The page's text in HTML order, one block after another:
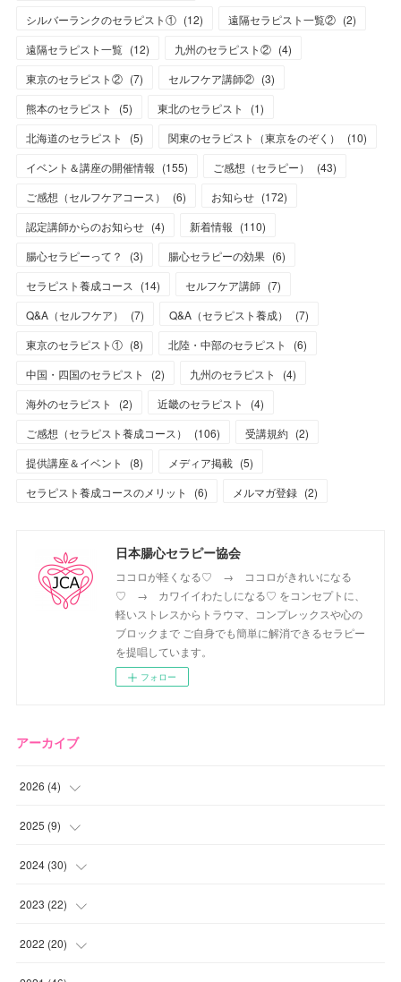
シルバーランクのセラピスト① (12) 遠隔セラピスト一覧② (2)
遠隔セラピスト一覧 (12) 九州のセラピスト② (4)
東京のセラピスト② (7) セルフケア講師② (3)
熊本のセラピスト
(5) 東北のセラピスト (1)
北海道のセラピスト
(5) 関東のセラピスト（東京をのぞく） (10)
イベント＆講座の開催情報 (155) ご感想（セラピー） (43)
ご感想（セルフケアコース）
(6) お知らせ (172)
認定講師からのお知らせ (4) 新着情報 (110)
腸心セラピーって？
(3) 腸心セラピーの効果 (6)
セラピスト養成コース
(14) セルフケア講師 (7)
Q&A（セルフケア）
(7) Q&A（セラピスト養成） (7)
東京のセラピスト① (8) 北陸・中部のセラピスト (6)
中国・四国のセラピスト
(2) 九州のセラピスト (4)
海外のセラピスト
(2) 近畿のセラピスト (4)
ご感想（セラピスト養成コース）
(106) 受講規約 (2)
提供講座＆イベント
(8) メディア掲載 (5)
セラピスト養成コースのメリット
(6) メルマガ登録 (2)
日本腸心セラピー協会
ココロが軽くなる♡ → ココロがきれいになる
♡ → カワイイわたしになる♡ をコンセプトに、
軽いストレスからトラウマ、コンプレックスや心の
ブロックまで ご自身でも簡単に解消できるセラピー
を提唱しています。
フォロー
アーカイブ
2026 (4)
( )
(1
(1
2025 (9)
(2
(2
(1
(1
2024 (30)
(4
(1
(4
2023 (22)
(1
2022 (20)